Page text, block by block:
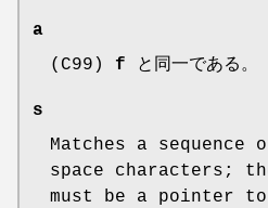
a
(C99) f と同一である。
s
Matches a sequence
space characters;
must be a pointer